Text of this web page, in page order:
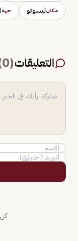
مكانليسوتو جهة
التعليقات(
0